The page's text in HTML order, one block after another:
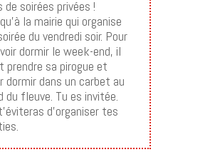
de soirées privées !
la mairie qui organise
du vendredi soir. Pour
dormir le week-end, il
prendre sa pirogue et
dormir dans un carbet au
du fleuve. Tu es invitée.
d’organiser tes